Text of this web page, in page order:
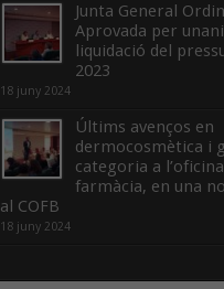
Junta General
Aprovada per
liquidació del
2023
18 juny 2024
Últims avenços en
dermocosmètica i
categoria a
farmàcia, en una
al COFB
18 juny 2024